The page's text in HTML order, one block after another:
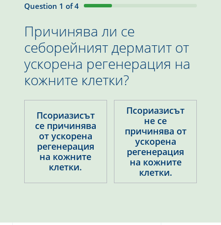
Question 1 of4
Причинява ли се
себорейният дерматит от
ускорена регенерация на
кожните клетки?
Псориазисът
се причинява
от ускорена
регенерация
на кожните
клетки.
Псориазисът
не се
причинява от
ускорена
регенерация
на кожните
клетки.